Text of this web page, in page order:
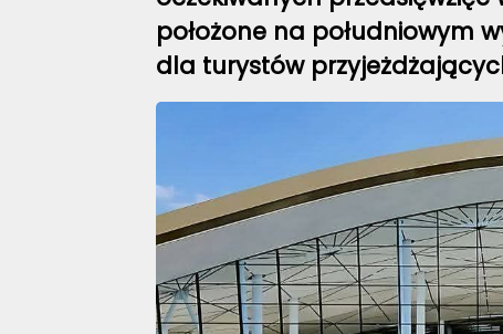
położone na południowym
dla turystów